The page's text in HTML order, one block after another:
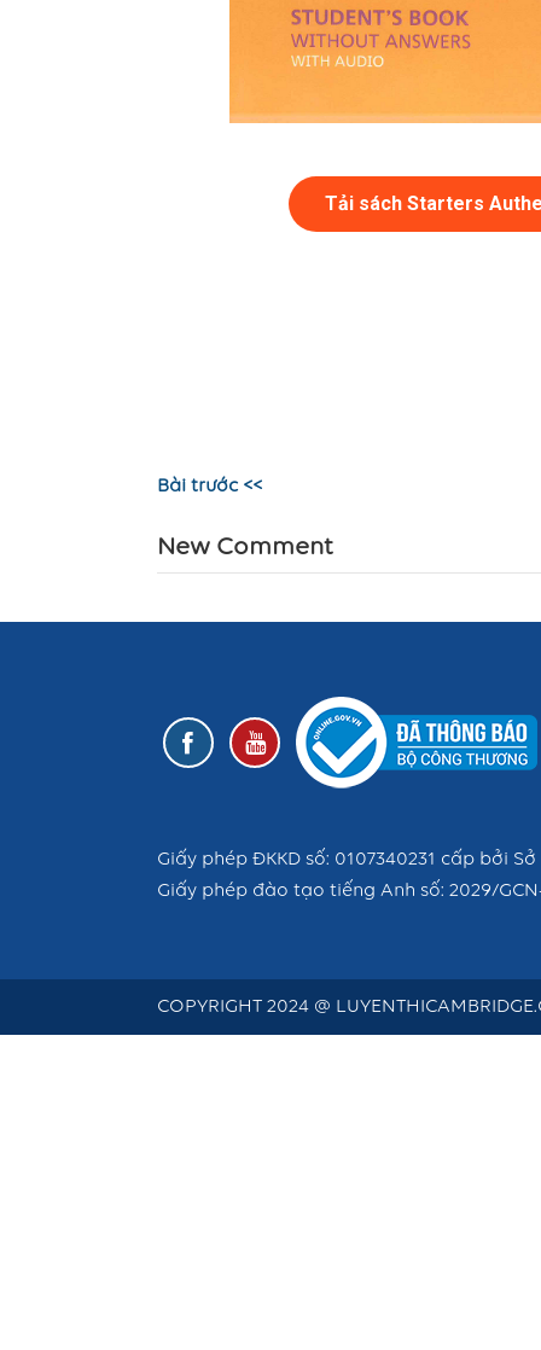
Tải sách Starters
Bài trước <<
New Comment
Giấy phép ĐKKD số: 0107340231 cấp bởi
Giấy phép đào tạo tiếng Anh số: 2029/
COPYRIGHT 2024 @